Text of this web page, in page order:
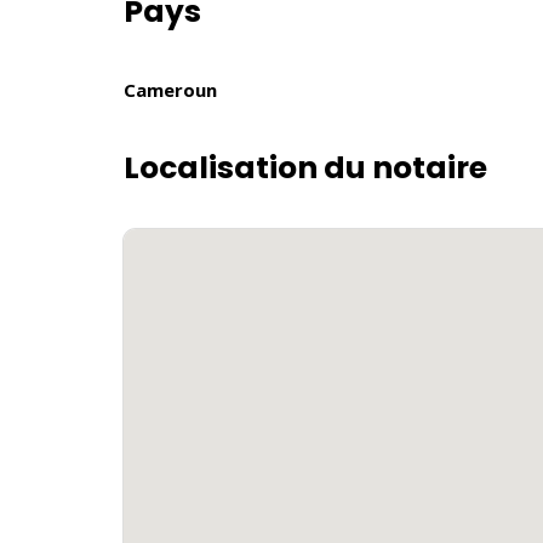
Pays
Cameroun
Localisation du notaire